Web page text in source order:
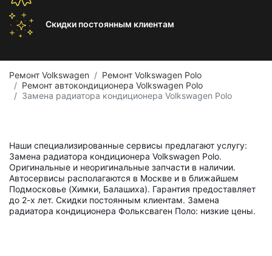
Скидки постоянным клиентам
Ремонт Volkswagen
Ремонт Volkswagen Polo
Ремонт автокондиционера Volkswagen Polo
Замена радиатора кондиционера Volkswagen Polo
Наши специализированные сервисы предлагают услугу:
Замена радиатора кондиционера Volkswagen Polo.
Оригинальные и неоригинальные запчасти в наличии.
Автосервисы располагаются в Москве и в ближайшем
Подмосковье (Химки, Балашиха). Гарантия предоставляет
до 2-х лет. Скидки постоянным клиентам. Замена
радиатора кондиционера Фольксваген Поло: низкие цены.